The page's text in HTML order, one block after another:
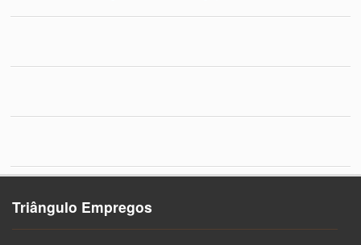
Triângulo Empregos